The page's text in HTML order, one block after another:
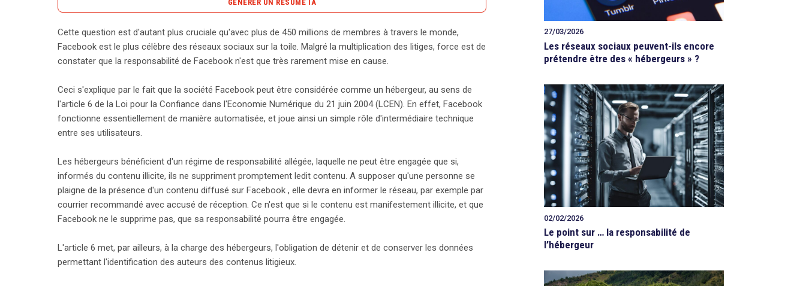
GÉNÉRER UN RÉSUMÉ IA
Facebook, avec ses 450 millions de membres, reste au cœur de nombreuses controverses,
particulièrement en ce qui concerne sa responsabilité légale. En tant qu’hébergeur, la plateforme
l’Économie Numérique. Cela signifie qu’elle n’est responsable que si elle ne supprime pas rapidement
un contenu illicite, une fois informée. Pour engager cette responsabilité, une personne doit signaler le
contenu incriminé, généralement par courrier recommandé. Si Facebook ne réagit pas face à un
contenu manifestement illicite, elle peut être tenue responsable tant sur le plan civil que pénal. En
contenus litigieux, et toute demande d’accès à ces données nécessite une autorisation judiciaire
préalable. Notamment, la plateforme a déjà été condamnée par le Tribunal de Grande Instance de
Paris pour ne pas avoir supprimé des contenus illicites. Outre ces obligations, Facebook est aussi
contraint de lutter contre des infractions graves, en mettant en place des dispositifs de signalement
et en informant les autorités compétentes. Enfin, la question de l’utilisation des données personnelles
Ainsi, bien que la société bénéficie d’une responsabilité limitée, elle doit veiller à respecter ses
obligations légales pour éviter de nouvelles condamnations. (250 mots)
Cette question est d'autant plus cruciale qu'avec plus de 450 millions de membres à travers le monde,
Facebook est le plus célèbre des réseaux sociaux sur la toile. Malgré la multiplication des litiges, force est de
constater que la responsabilité de Facebook n'est que très rarement mise en cause.
Ceci s'explique par le fait que la société Facebook peut être considérée comme un hébergeur, au sens de
l'article 6 de la Loi pour la Confiance dans l'Economie Numérique du 21 juin 2004 (LCEN). En effet, Facebook
fonctionne essentiellement de manière automatisée, et joue ainsi un simple rôle d'intermédiaire technique
entre ses utilisateurs.
Les hébergeurs bénéficient d'un régime de responsabilité allégée, laquelle ne peut être engagée que si,
informés du contenu illicite, ils ne suppriment promptement ledit contenu. A supposer qu'une personne se
plaigne de la présence d'un contenu diffusé sur Facebook , elle devra en informer le réseau, par exemple par
courrier recommandé avec accusé de réception. Ce n'est que si le contenu est manifestement illicite, et que
Facebook ne le supprime pas, que sa responsabilité pourra être engagée.
L'article 6 met, par ailleurs, à la charge des hébergeurs, l'obligation de détenir et de conserver les données
permettant l'identification des auteurs des contenus litigieux.
27/03/2026
Les réseaux sociaux peuvent-ils encore
prétendre être des « hébergeurs » ?
02/02/2026
Le point sur … la responsabilité de
l’hébergeur